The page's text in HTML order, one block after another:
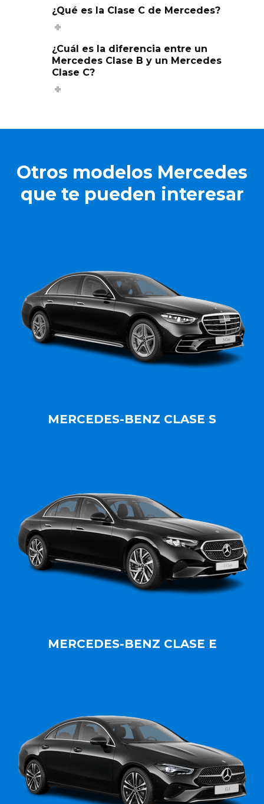
¿Qué es la Clase C de Mercedes?
¿Cuál es la diferencia entre un
Mercedes Clase B y un Mercedes
Clase C?
Otros modelos Mercedes
que te pueden interesar
MERCEDES-BENZ CLASE S
MERCEDES-BENZ CLASE E